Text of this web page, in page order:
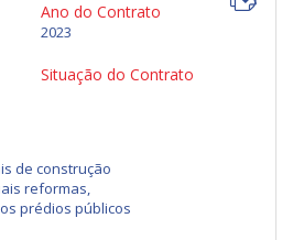
Ano do Contrato
2023
Situação do Contrato
de construção
reformas,
prédios públicos